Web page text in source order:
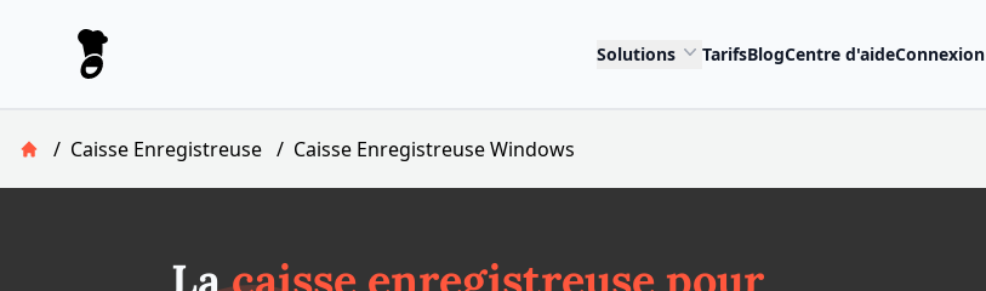
Le Pronto Solutions TarifsBlogCentre d'aideConnexion
Retour à la page d'accueil
/ Caisse Enregistreuse / Caisse Enregistreuse Windows